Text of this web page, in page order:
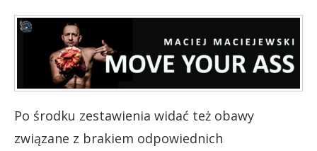
Po środku zestawienia widać też obawy
związane z brakiem odpowiednich